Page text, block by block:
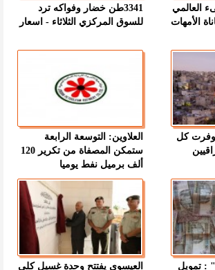
العالمي
الأمهات
3341طن خضار وفواكه ترد
للسوق المركزي الثلاثاء - اسعار
وفرت كل
العلاوين: التوسعة الرابعة
ستمكن المصفاة من تكرير 120
ألف برميل نفط يوميا
" : تمويل العيسوي يفتتح وحدة غسيل كلى